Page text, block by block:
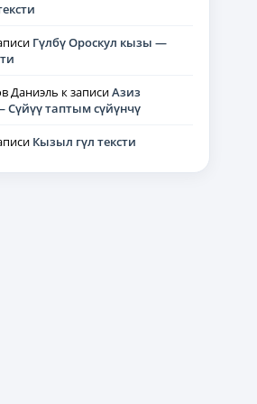
Гүлбү Ороскул кызы —
Даниэль к записиАзиз
Сүйүү таптым сүйүнчү
Кызыл гүл тексти